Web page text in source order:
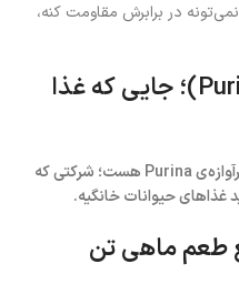
در برابرش مقاومت کنه،
راجع به کارخانه پورینا (Purina)؛ جایی که غذا
برند Gourmet یکی از زیرمجموعه‌های پرآوازه‌ی Purina هست؛ شرکتی که